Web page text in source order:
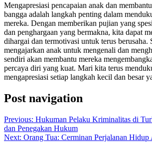
Mengapresiasi pencapaian anak dan
bangga adalah langkah penting dalam
mereka. Dengan memberikan pujian yang
dan penghargaan yang bermakna, kita dapat
dihargai dan termotivasi untuk terus berusaha.
mengajarkan anak untuk mengenali dan
sendiri akan membantu mereka
percaya diri yang kuat. Mari kita terus
mengapresiasi setiap langkah kecil dan besar
Post navigation
Previous: Hukuman Pelaku Kriminalitas di
dan Penegakan Hukum
Next: Orang Tua: Cerminan Perjalanan Hidup